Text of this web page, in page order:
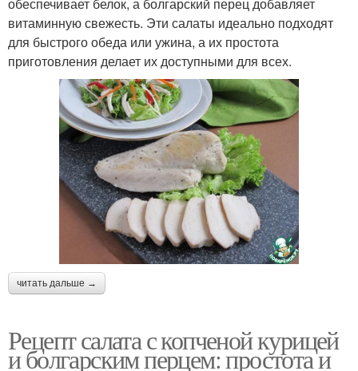
обеспечивает белок, а болгарский перец добавляет
витаминную свежесть. Эти салаты идеально подходят
для быстрого обеда или ужина, а их простота
приготовления делает их доступными для всех.
читать дальше →
Рецепт салата с копченой курицей
и болгарским перцем: простота и